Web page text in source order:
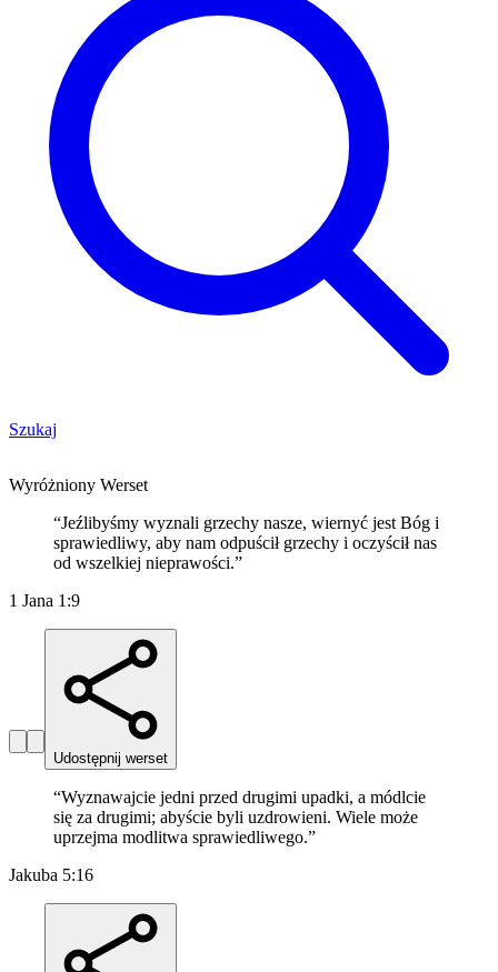
Szukaj
Wyróżniony Werset
“Jeźlibyśmy wyznali grzechy nasze, wiernyć jest Bóg i
sprawiedliwy, aby nam odpuścił grzechy i oczyścił nas
od wszelkiej nieprawości.”
1 Jana 1:9
Udostępnij werset
“Wyznawajcie jedni przed drugimi upadki, a módlcie
się za drugimi; abyście byli uzdrowieni. Wiele może
uprzejma modlitwa sprawiedliwego.”
Jakuba 5:16